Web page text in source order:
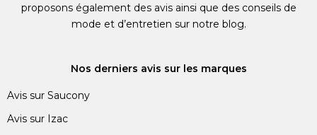
proposons également des avis ainsi que des conseils de
mode et d’entretien sur notre blog.
Nos derniers avis sur les marques
Avis sur Saucony
Avis sur Izac